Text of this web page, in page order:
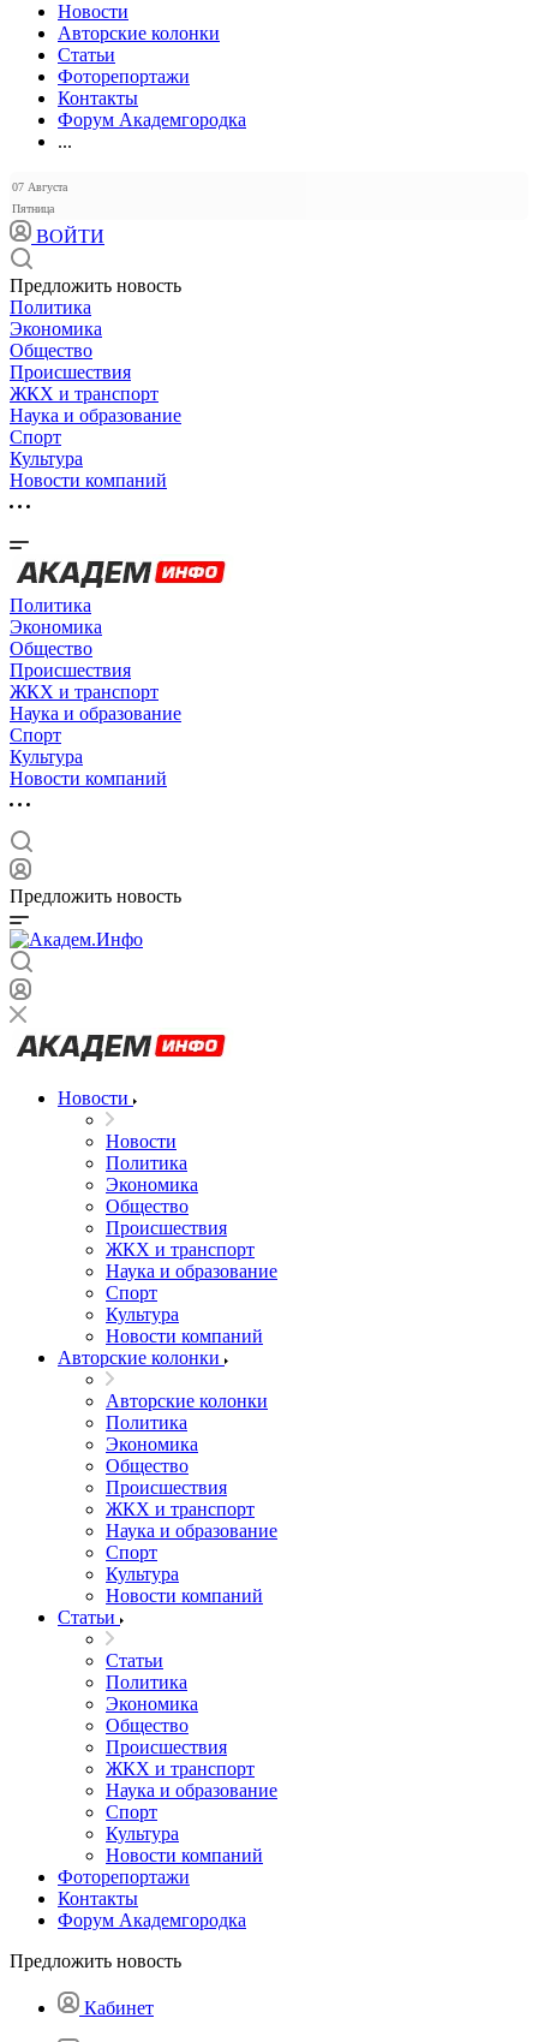
Новости
Авторские колонки
Статьи
Фоторепортажи
Контакты
Форум Академгородка
...
07 Августа
Пятница
ВОЙТИ
Предложить новость
Политика
Экономика
Общество
Происшествия
ЖКХ и транспорт
Наука и образование
Спорт
Культура
Новости компаний
Политика
Экономика
Общество
Происшествия
ЖКХ и транспорт
Наука и образование
Спорт
Культура
Новости компаний
Предложить новость
Новости
Новости
Политика
Экономика
Общество
Происшествия
ЖКХ и транспорт
Наука и образование
Спорт
Культура
Новости компаний
Авторские колонки
Авторские колонки
Политика
Экономика
Общество
Происшествия
ЖКХ и транспорт
Наука и образование
Спорт
Культура
Новости компаний
Статьи
Статьи
Политика
Экономика
Общество
Происшествия
ЖКХ и транспорт
Наука и образование
Спорт
Культура
Новости компаний
Фоторепортажи
Контакты
Форум Академгородка
Предложить новость
Кабинет